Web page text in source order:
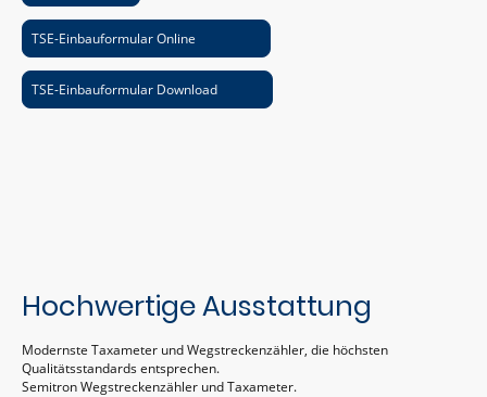
TSE-Einbauformular Online
TSE-Einbauformular Download
Hochwertige Ausstattung
Modernste Taxameter und Wegstreckenzähler, die höchsten
Qualitätsstandards entsprechen.
Semitron Wegstreckenzähler und Taxameter.